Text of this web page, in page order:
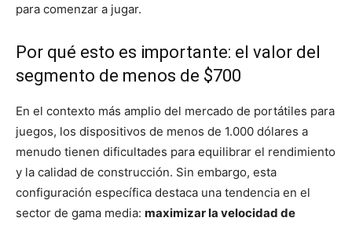
para comenzar a jugar.
Por qué esto es importante: el valor del
segmento de menos de $700
En el contexto más amplio del mercado de portátiles para
juegos, los dispositivos de menos de 1.000 dólares a
menudo tienen dificultades para equilibrar el rendimiento
y la calidad de construcción. Sin embargo, esta
configuración específica destaca una tendencia en el
sector de gama media: maximizar la velocidad de